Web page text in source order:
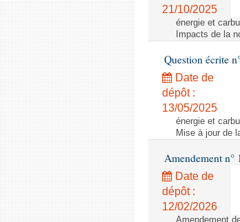
21/10/2025
énergie et
Impacts de la
Question écrite
Date de
dépôt :
13/05/2025
énergie et
Mise à jour de
Amendement
Date de
dépôt :
12/02/2026
Amendement